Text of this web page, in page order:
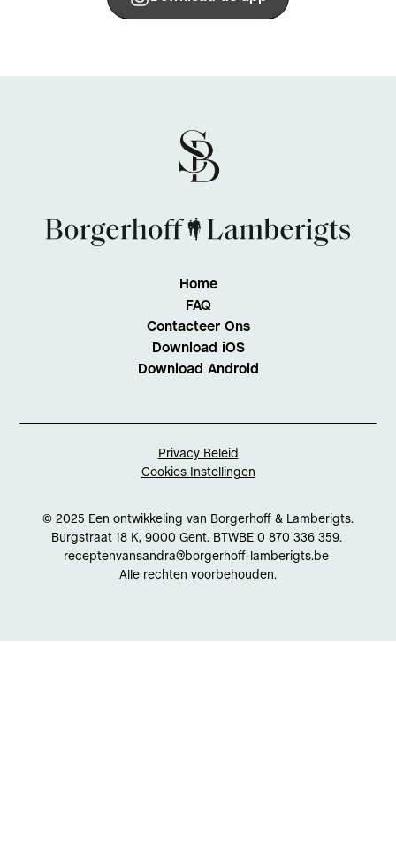
Home
FAQ
Contacteer Ons
Download iOS
Download Android
© 2025 Een ontwikkeling van Borgerhoff & Lamberigts.
Burgstraat 18 K, 9000 Gent. BTWBE 0 870 336 359.
receptenvansandra@borgerhoff-lamberigts.be
Alle rechten voorbehouden.
Privacy Beleid
Cookies Instellingen